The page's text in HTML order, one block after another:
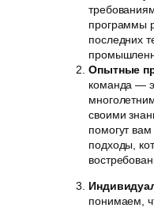
программы
последних
Опытные
команда —
своими
помогут
подходы,
понимаем,